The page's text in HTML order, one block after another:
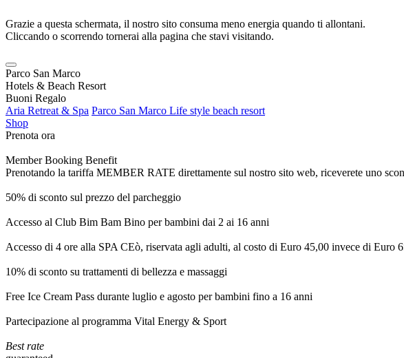
Grazie a questa schermata, il nostro sito consuma meno energia quando ti allontani.
Cliccando o scorrendo tornerai alla pagina che stavi visitando.
Parco San Marco
Hotels & Beach Resort
Buoni Regalo
Aria Retreat & Spa Parco San Marco Life style beach resort
Shop
Prenota ora
Member Booking Benefit
Prenotando la tariffa MEMBER RATE direttamente sul nostro sito web, riceverete uno
50% di sconto sul prezzo del parcheggio
Accesso al Club Bim Bam Bino per bambini dai 2 ai 16 anni
Accesso di 4 ore alla SPA CEò, riservata agli adulti, al costo di Euro 45,00 invece di Euro
10% di sconto su trattamenti di bellezza e massaggi
Free Ice Cream Pass durante luglio e agosto per bambini fino a 16 anni
Partecipazione al programma Vital Energy & Sport
Best rate